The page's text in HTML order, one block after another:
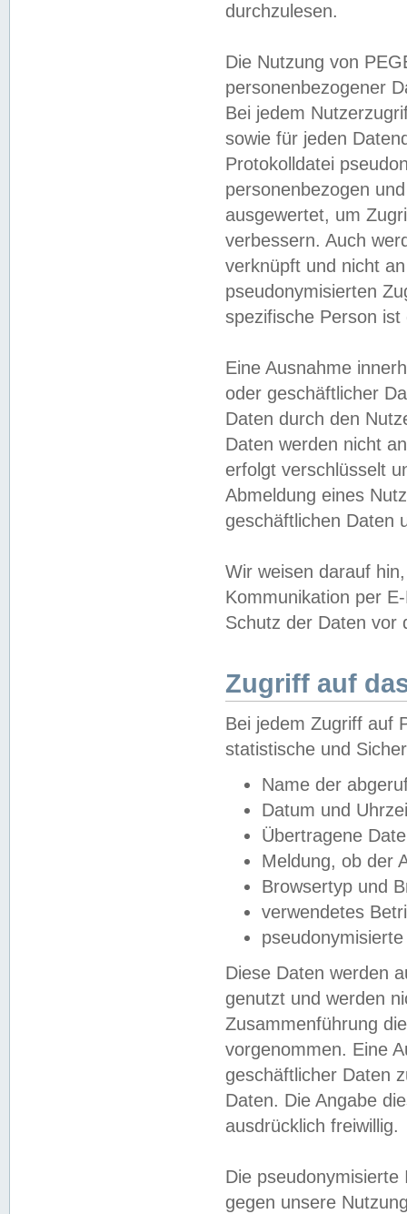
durchzulesen.
Die Nutzung von
personenbezogener
Bei jedem
sowie für jeden
Protokolldatei
personenbezogen
ausgewertet, um
verbessern. Auch
verknüpft und nicht
pseudonymisierten
spezifische Person
Eine Ausnahme
oder geschäftlicher
Daten durch den
Daten werden nicht
erfolgt verschlüsselt
Abmeldung eines
geschäftlichen Daten
Wir weisen darauf
Kommunikation per
Schutz der Daten vor
Zugriff auf
Bei jedem Zugriff auf
statistische und
Name der
Datum und
Übertragene
Meldung, ob der
Browsertyp und
verwendetes
Diese Daten werden
genutzt und werden
Zusammenführung
vorgenommen. Eine
geschäftlicher Daten
Daten. Die Angabe
ausdrücklich freiwillig.
Die
gegen unsere